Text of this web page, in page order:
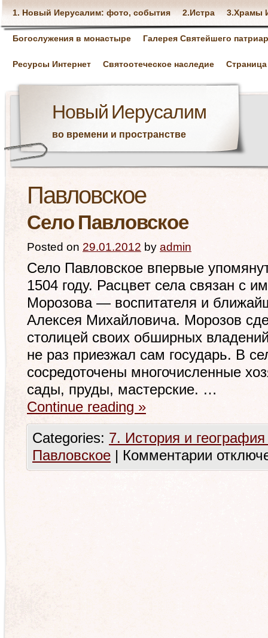
1. Новый Иерусалим: фото, события 2.Истра 3.Храмы
Богослужения в монастыре Галерея Святейшего
Ресурсы Интернет Святоотеческое наследие
Новый Иерусалим
во времени и пространстве
Павловское
Село Павловское
Posted on 29.01.2012 by admin
Село Павловское впервые
1504 году. Расцвет села связан с
Морозова — воспитателя и
Алексея Михайловича. Морозов
столицей своих обширных
не раз приезжал сам государь. В
сосредоточены многочисленные
сады, пруды, мастерские. …
Continue reading »
Categories: 7. История и география
Павловское | Комментарии